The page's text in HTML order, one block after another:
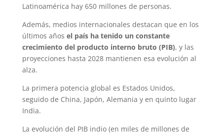
Latinoamérica hay 650 millones de personas.
Además, medios internacionales destacan que en los
últimos años el país ha tenido un constante
crecimiento del producto interno bruto (PIB), y las
proyecciones hasta 2028 mantienen esa evolución al
alza.
La primera potencia global es Estados Unidos,
seguido de China, Japón, Alemania y en quinto lugar
India.
La evolución del PIB indio (en miles de millones de